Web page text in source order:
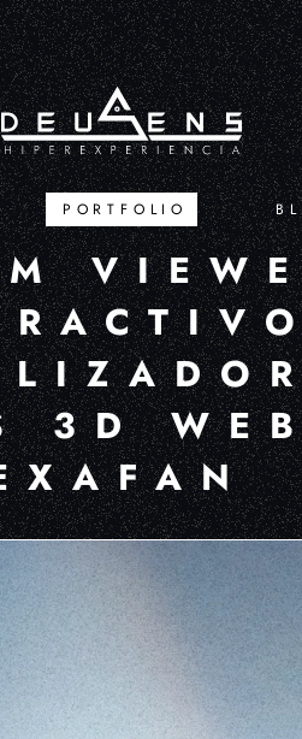
PORTFOLIO
3D